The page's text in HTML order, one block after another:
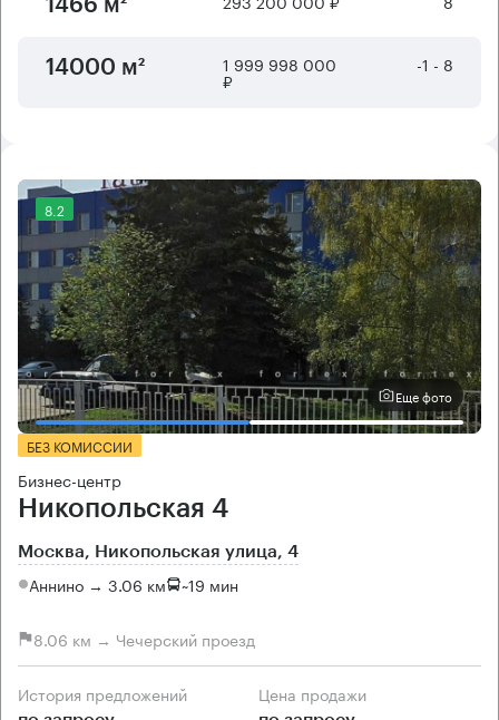
1466 м²
14000 м² 1 999 998 000
₽
-1 - 8
8.2
Еще фото
БЕЗ КОМИССИИ
Бизнес-центр
Никопольская 4
Москва, Никопольская улица, 4
Аннино → 3.06 км ~19 мин
8.06 км → Чечерский проезд
История предложений Цена продажи